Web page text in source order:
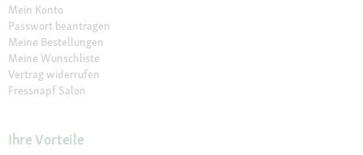
Mein Konto
Passwort beantragen
Meine Bestellungen
Meine Wunschliste
Vertrag widerrufen
Fressnapf Salon
Ihre Vorteile